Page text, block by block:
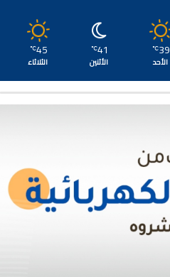
39
℃
الأحد
41
℃
الأثنين
45
℃
الثلاثاء